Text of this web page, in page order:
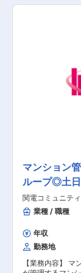
見積り作成 ■提
ズを的確に捉え
人々の暮らしを
責任を果たして
して、事業活動
同社で活躍いた
マンション
ループ◎土
関電コミュニテ
業種 / 職種
年収
勤務地
【業務内容】